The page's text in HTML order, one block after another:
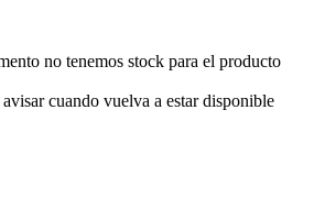
no tenemos stock para el producto
cuando vuelva a estar disponible